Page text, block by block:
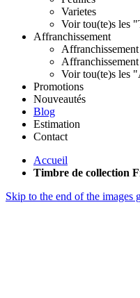
Varietes
Voir tou(te)s les
Affranchissement
Voir tou(te)s les
Promotions
Nouveautés
Blog
Estimation
Contact
Accueil
Timbre de collection
Skip to the end of the images